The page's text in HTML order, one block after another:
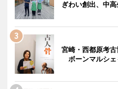
ぎわい創出、中
宮崎・西都原考古
ボーンマルシェ